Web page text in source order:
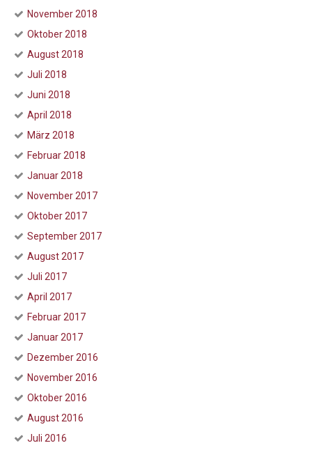
November 2018
Oktober 2018
August 2018
Juli 2018
Juni 2018
April 2018
März 2018
Februar 2018
Januar 2018
November 2017
Oktober 2017
September 2017
August 2017
Juli 2017
April 2017
Februar 2017
Januar 2017
Dezember 2016
November 2016
Oktober 2016
August 2016
Juli 2016